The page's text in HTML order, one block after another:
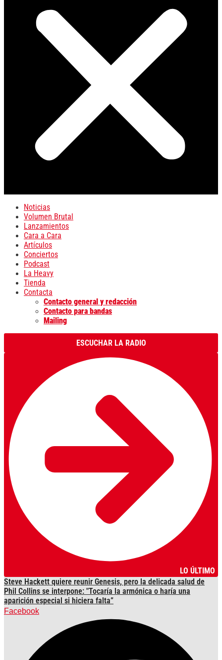
Noticias
Volumen Brutal
Lanzamientos
Cara a Cara
Artículos
Conciertos
Podcast
La Heavy
Tienda
Contacta
Contacto general y redacción
Contacto para bandas
Mailing
ESCUCHAR LA RADIO
LO ÚLTIMO
Steve Hackett quiere reunir Genesis, pero la delicada salud de
Phil Collins se interpone: "Tocaría la armónica o haría una
aparición especial si hiciera falta”
Facebook